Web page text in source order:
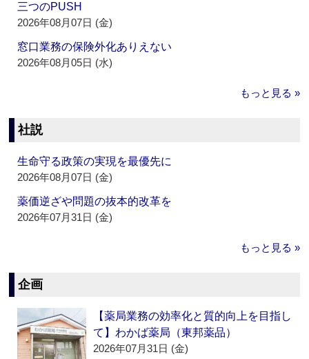
三つのPUSH
2026年08月07日 (金)
窓口業務の保険外化ありえない
2026年08月05日 (水)
もっと見る »
社説
生命守る政策の実現を最優先に
2026年08月07日 (金)
薬価逆ざや問題の抜本的改革を
2026年07月31日 (金)
もっと見る »
企画
【薬局業務の効率化と質的向上を目指し
て】わかば薬局（東邦薬品）
2026年07月31日 (金)